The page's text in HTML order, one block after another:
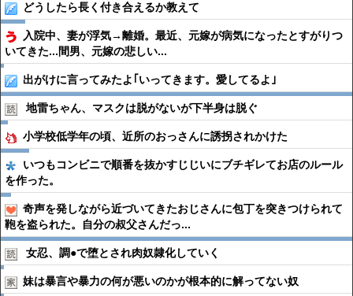
どうしたら長く付き合えるか教えて
入院中、妻が浮気→離婚。最近、元嫁が病気になったとすがりつ
いてきた...間男、元嫁の悲しい...
出がけに言ってみたよ｢いってきます。愛してるよ｣
地雷ちゃん、マスクは脱がないが下半身は脱ぐ
小学校低学年の頃、近所のおっさんに誘拐されかけた
いつもコンビニで順番を抜かすじじいにブチギレてお店のルール
を作った。
奇声を発しながら近づいてきたおじさんに包丁を突きつけられて
鞄を盗られた。自分の叔父さんだっ...
女忍、調●︎で堕とされ肉奴隷化していく
妹は暴言や暴力の何が悪いのかが根本的に解ってない奴